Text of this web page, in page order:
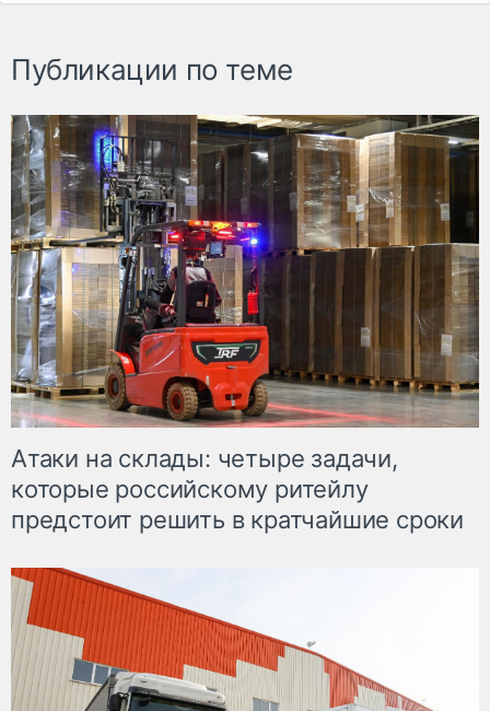
Публикации по теме
Атаки на склады: четыре задачи,
которые российскому ритейлу
предстоит решить в кратчайшие сроки